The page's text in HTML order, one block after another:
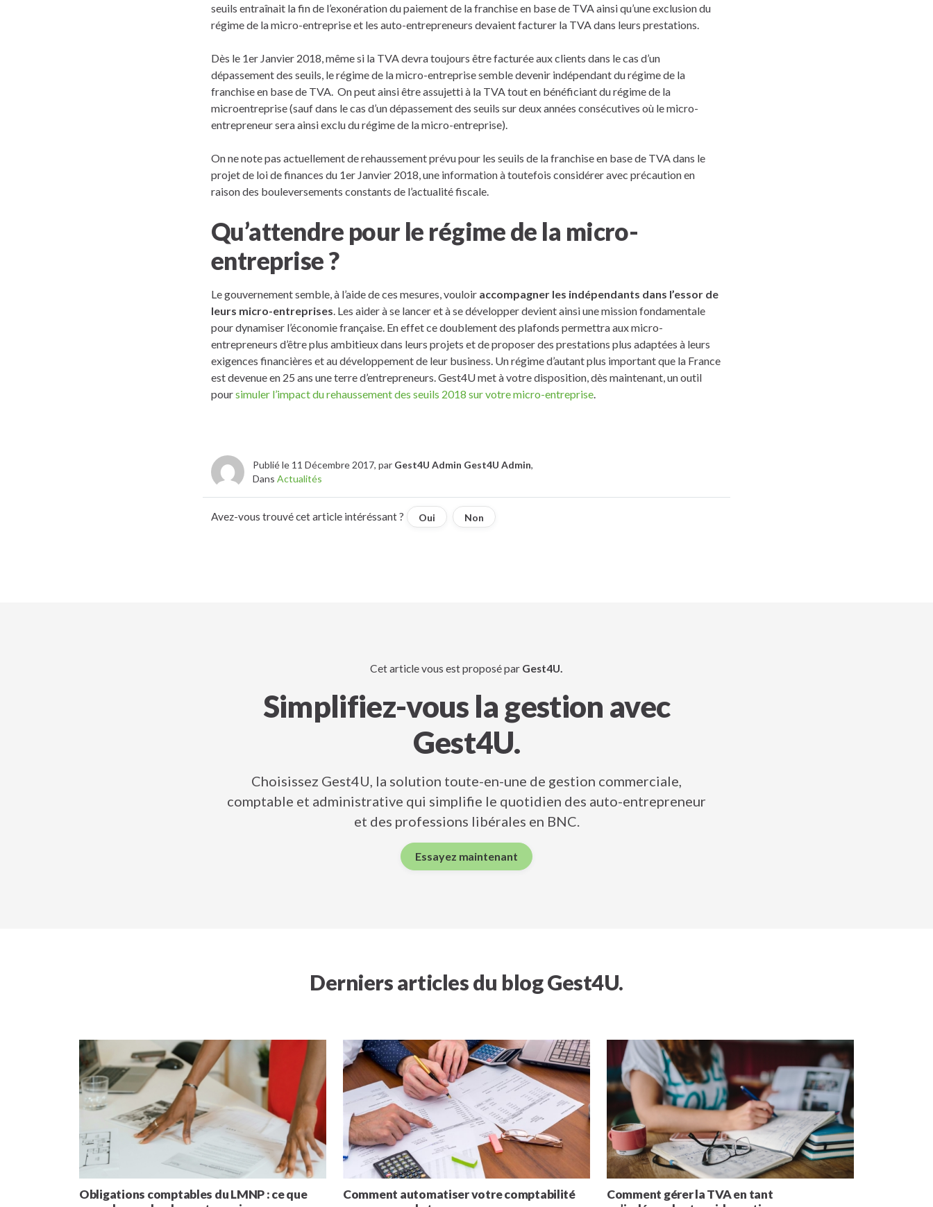
seuils entraînait la fin de l’exonération du paiement de la franchise en base de TVA ainsi qu’une exclusion du
régime de la micro-entreprise et les auto-entrepreneurs devaient facturer la TVA dans leurs prestations.
Dès le 1er Janvier 2018, même si la TVA devra toujours être facturée aux clients dans le cas d’un
dépassement des seuils, le régime de la micro-entreprise semble devenir indépendant du régime de la
franchise en base de TVA. On peut ainsi être assujetti à la TVA tout en bénéficiant du régime de la
microentreprise (sauf dans le cas d’un dépassement des seuils sur deux années consécutives où le micro-
entrepreneur sera ainsi exclu du régime de la micro-entreprise).
On ne note pas actuellement de rehaussement prévu pour les seuils de la franchise en base de TVA dans le
projet de loi de finances du 1er Janvier 2018, une information à toutefois considérer avec précaution en
raison des bouleversements constants de l’actualité fiscale.
Qu’attendre pour le régime de la micro-
entreprise ?
Le gouvernement semble, à l’aide de ces mesures, vouloir accompagner les indépendants dans l’essor de
leurs micro-entreprises . Les aider à se lancer et à se développer devient ainsi une mission fondamentale
pour dynamiser l’économie française. En effet ce doublement des plafonds permettra aux micro-
entrepreneurs d’être plus ambitieux dans leurs projets et de proposer des prestations plus adaptées à leurs
exigences financières et au développement de leur business. Un régime d’autant plus important que la France
est devenue en 25 ans une terre d’entrepreneurs. Gest4U met à votre disposition, dès maintenant, un outil
poursimuler l’impact du rehaussement des seuils 2018 sur votre micro-entreprise
Publié le 11 Décembre 2017, par Gest4U Admin Gest4U Admin,
Dans Actualités
Avez-vous trouvé cet article intéréssant ? Oui Non
Cet article vous est proposé par Gest4U.
Simplifiez-vous la gestion avec
Gest4U.
Choisissez Gest4U, la solution toute-en-une de gestion commerciale,
comptable et administrative qui simplifie le quotidien des auto-entrepreneur
et des professions libérales en BNC.
Essayez maintenant
Derniers articles du blog Gest4U.
Obligations comptables du LMNP : ce que
Comment automatiser votre comptabilité
Comment gérer la TVA en tant